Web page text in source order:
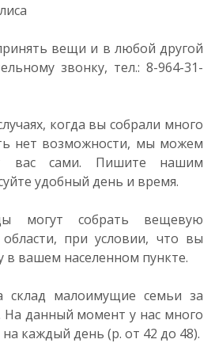
вещи и в любой другой
звонку, тел.: 8-964-31-
когда вы собрали много
нет возможности, мы можем
вас сами. Пишите нашим
удобный день и время.
могут собрать вещевую
при условии, что вы
в вашем населенном пункте.
малоимущие семьи за
данный момент у нас много
каждый день (р. от 42 до 48).